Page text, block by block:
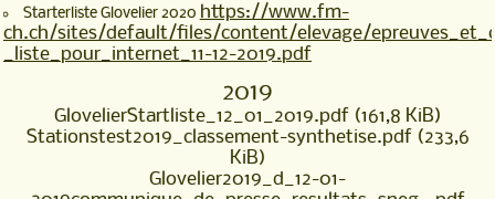
Starterliste Glovelier 2020 https://www.fm-
ch.ch/sites/default/files/content/elevage/
_liste_pour_internet_11-12-2019.pdf
2019
GlovelierStartliste_12_01_2019.pdf (161,8 KiB)
Stationstest2019_classement-synthetise.pdf (233,6
KiB)
Glovelier2019_d_12-01-